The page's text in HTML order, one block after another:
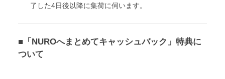
了した4日後以降に集荷に伺います。
■「NUROへまとめてキャッシュバック」特典に
ついて